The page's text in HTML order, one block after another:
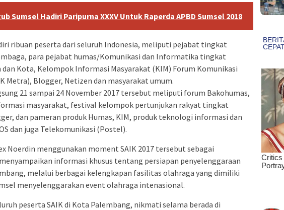
Sumsel Hadiri Paripurna XXXV Untuk Raperda APBD Sumsel 2018
ribuan peserta dari seluruh Indonesia, meliputi pejabat tingkat
para pejabat humas/Komunikasi dan Informatika tingkat
Kota, Kelompok Informasi Masyarakat (KIM) Forum Komunikasi
Metra), Blogger, Netizen dan masyarakat umum.
21 sampai 24 November 2017 tersebut meliputi forum Bakohumas,
masyarakat, festival kelompok pertunjukan rakyat tingkat
dan pameran produk Humas, KIM, produk teknologi informasi dan
dan juga Telekomunikasi (Postel).
Noerdin menggunakan moment SAIK 2017 tersebut sebagai
informasi khusus tentang persiapan penyelenggaraan
melalui berbagai kelengkapan fasilitas olahraga yang dimiliki
menyelenggarakan event olahraga intenasional.
peserta SAIK di Kota Palembang, nikmati selama berada di